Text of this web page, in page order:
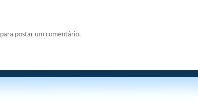
para postar um comentário.